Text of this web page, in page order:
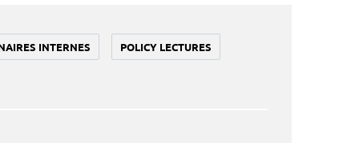
INTERNES POLICY LECTURES